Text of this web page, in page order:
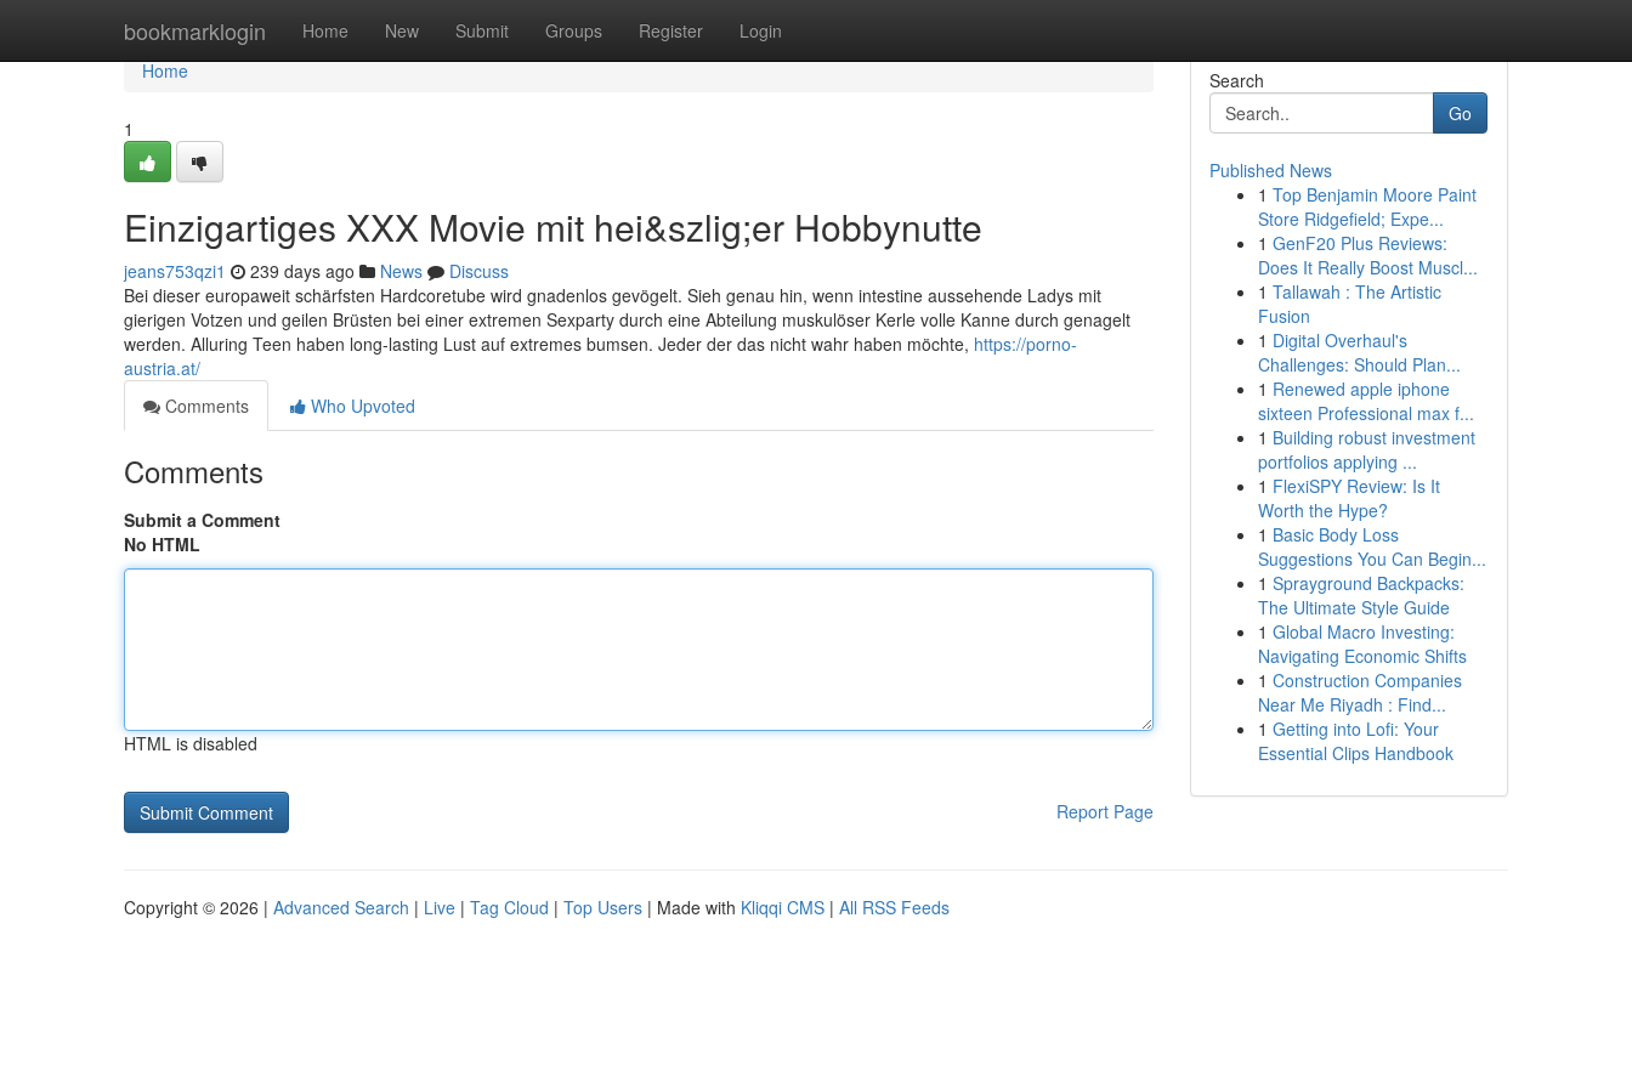
bookmarklogin Home New Submit Groups Register Login
Home
Home
1
Einzigartiges XXX Movie mit hei&szlig;er Hobbynutte
jeans753qzi1 239 days ago News
Discuss
Bei dieser europaweit schärfsten Hardcoretube wird gnadenlos gevögelt. Sieh genau hin, wenn intestine aussehende Ladys mit
gierigen Votzen und geilen Brüsten bei einer extremen Sexparty durch eine Abteilung muskulöser Kerle volle Kanne durch genagelt
werden. Alluring Teen haben long-lasting Lust auf extremes bumsen. Jeder der das nicht wahr haben möchte, https://porno-
austria.at/
Comments
Who Upvoted
Comments
Submit a Comment
No HTML
HTML is disabled
Report Page
Search
Go
Published News
1 Top Benjamin Moore Paint
Store Ridgefield; Expe...
1 GenF20 Plus Reviews:
Does It Really Boost Muscl...
1 Tallawah : The Artistic
Fusion
1 Digital Overhaul's
Challenges: Should Plan...
1 Renewed apple iphone
sixteen Professional max f...
1 Building robust investment
portfolios applying ...
1 FlexiSPY Review: Is It
Worth the Hype?
1 Basic Body Loss
Suggestions You Can Begin...
1 Sprayground Backpacks:
The Ultimate Style Guide
1 Global Macro Investing:
Navigating Economic Shifts
1 Construction Companies
Near Me Riyadh : Find...
1 Getting into Lofi: Your
Essential Clips Handbook
Copyright © 2026 | Advanced Search | Live | Tag Cloud | Top Users | Made with Kliqqi CMS | All RSS Feeds